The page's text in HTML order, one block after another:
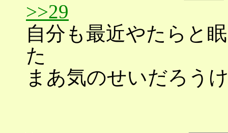
>>29
自分も最近やたらと
た
まあ気のせいだろう